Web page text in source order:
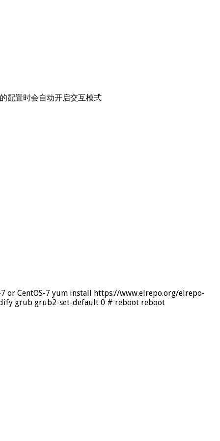
配置时会自动开启交互模式
or CentOS-7 yum install https://www.elrepo.org/elrepo-
grub grub2-set-default 0 # reboot reboot